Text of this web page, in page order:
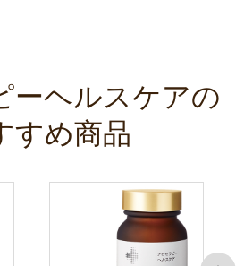
ーヘルスケアの
すめ商品